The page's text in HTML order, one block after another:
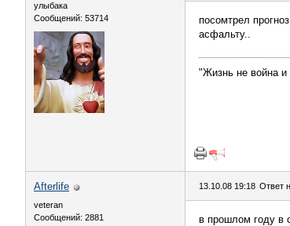
улыбака
Сообщений: 53714
посомтрел
асфальту..
"Жизнь не война
Afterlife
veteran
Сообщений: 2881
13.10.08 19:18 Ответ
в прошлом году в